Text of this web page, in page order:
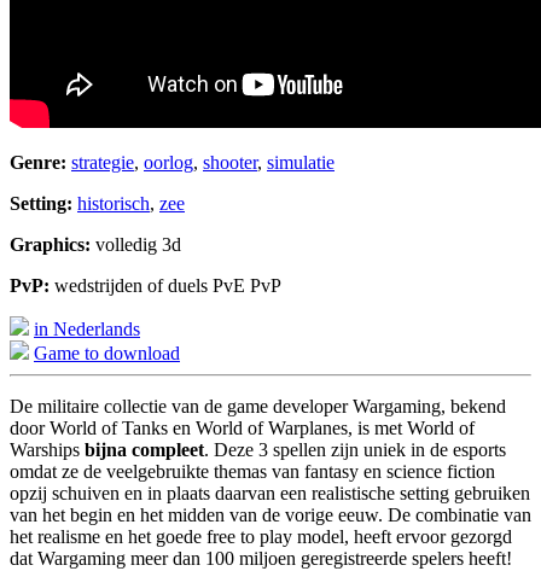
Genre: strategie, oorlog, shooter, simulatie
Setting: historisch, zee
Graphics: volledig 3d
PvP: wedstrijden of duels PvE PvP
in Nederlands
Game to download
De militaire collectie van de game developer Wargaming, bekend
door World of Tanks en World of Warplanes, is met World of
Warships bijna compleet. Deze 3 spellen zijn uniek in de esports
omdat ze de veelgebruikte themas van fantasy en science fiction
opzij schuiven en in plaats daarvan een realistische setting gebruiken
van het begin en het midden van de vorige eeuw. De combinatie van
het realisme en het goede free to play model, heeft ervoor gezorgd
dat Wargaming meer dan 100 miljoen geregistreerde spelers heeft!